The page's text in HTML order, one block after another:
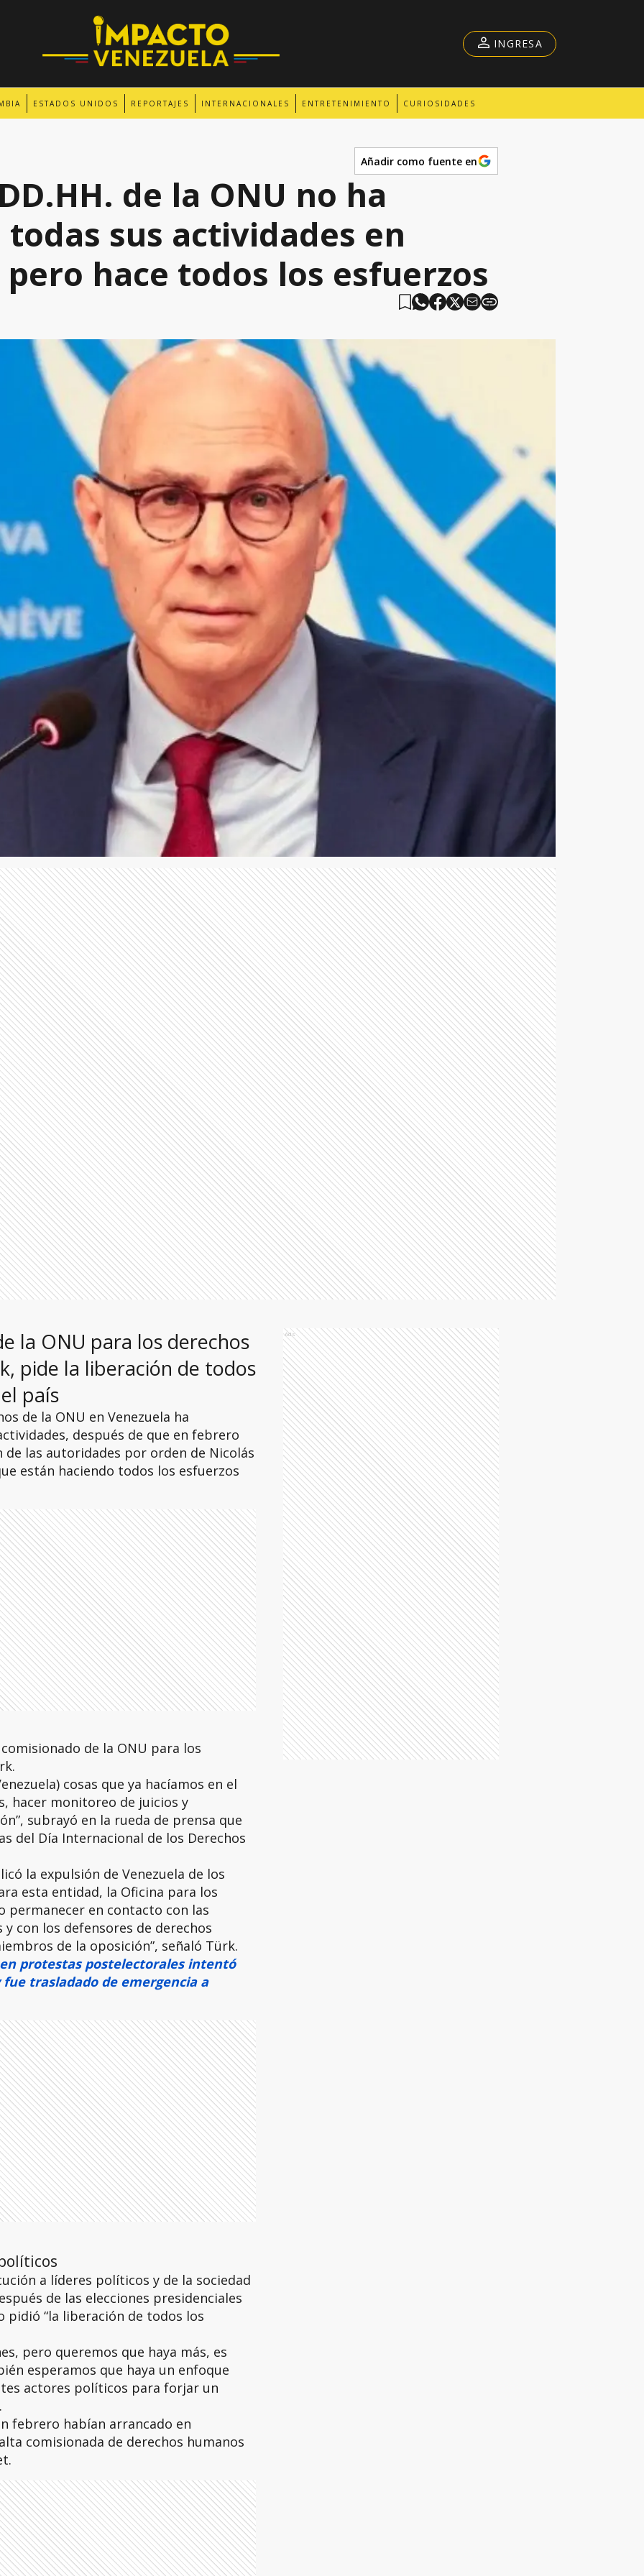
ESTADOS UNIDOS REPORTAJES INTERNACIONALES ENTRETENIMIENTO CURIOSIDADES
INGRESA
Añadir como fuente en
de la ONU no ha
sus actividades en
hace todos los esfuerzos
la ONU para los derechos
pide la liberación de todos
país
de la ONU en Venezuela ha
después de que en febrero
las autoridades por orden de Nicolás
están haciendo todos los esfuerzos
de la ONU para los
cosas que ya hacíamos en el
hacer monitoreo de juicios y
subrayó en la rueda de prensa que
del Día Internacional de los Derechos
la expulsión de Venezuela de los
esta entidad, la Oficina para los
permanecer en contacto con las
con los defensores de derechos
de la oposición”, señaló Türk.
protestas postelectorales intentó
trasladado de emergencia a
a líderes políticos y de la sociedad
de las elecciones presidenciales
pidió “la liberación de todos los
pero queremos que haya más, es
esperamos que haya un enfoque
actores políticos para forjar un
febrero habían arrancado en
comisionada de derechos humanos
Ads